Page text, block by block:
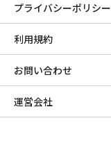
プライバシーポリシー
利用規約
お問い合わせ
運営会社